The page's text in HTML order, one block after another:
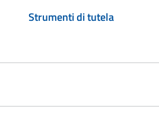
Strumenti di tutela